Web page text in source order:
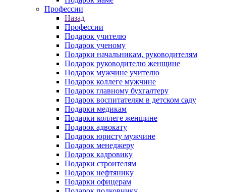
Профессии
Назад
Профессии
Подарок учителю
Подарок ученому
Подарки начальникам, руководителям
Подарок руководителю женщине
Подарок мужчине учителю
Подарок коллеге мужчине
Подарок главному бухгалтеру
Подарок воспитателям в детском саду
Подарки медикам
Подарки коллеге женщине
Подарок адвокату
Подарок юристу мужчине
Подарок менеджеру
Подарок кадровику
Подарки строителям
Подарок нефтянику
Подарки офицерам